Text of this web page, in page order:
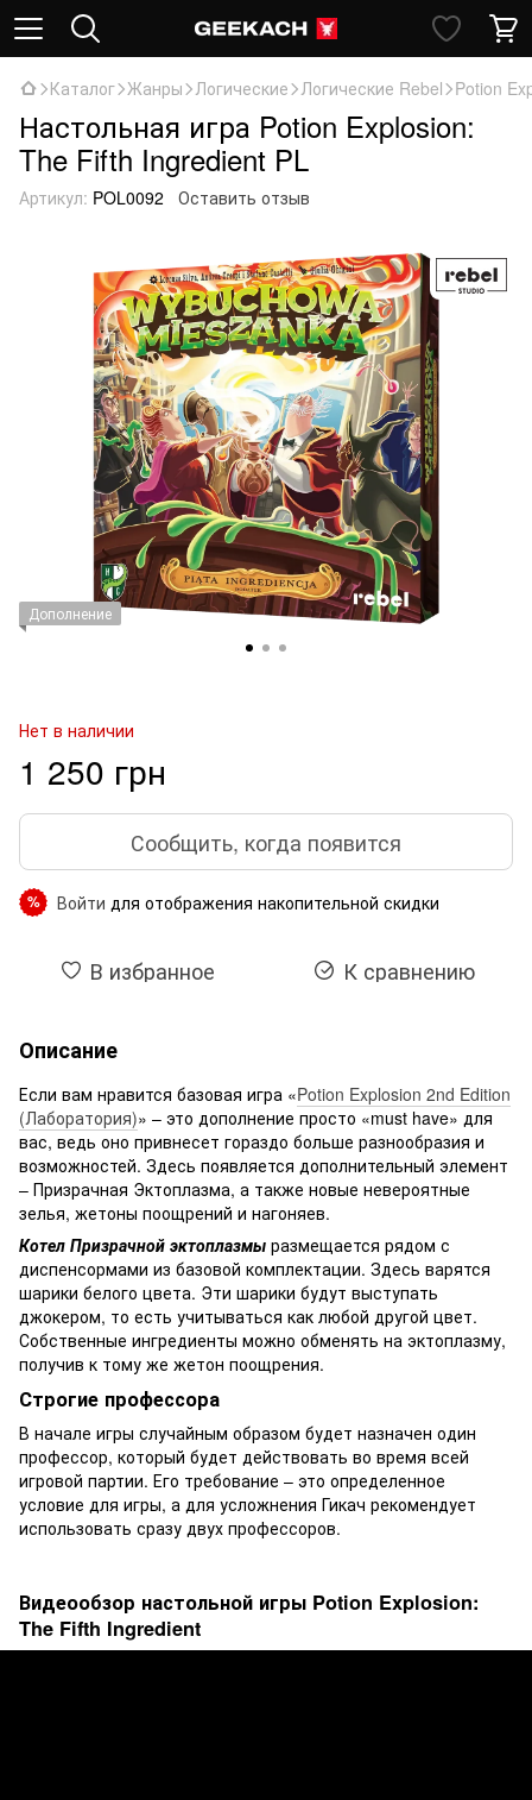
Каталог Жанры Логические Логические Rebel Potion
Настольная игра Potion Explosion:
The Fifth Ingredient PL
Артикул: POL0092 Оставить отзыв
Дополнение
Нет в наличии
1 250 грн
Сообщить, когда появится
% Войти для отображения накопительной скидки
В избранное К сравнению
Описание
Если вам нравится базовая игра «Potion Explosion 2nd Edition
(Лаборатория)» – это дополнение просто «must have» для
вас, ведь оно привнесет гораздо больше разнообразия и
возможностей. Здесь появляется дополнительный элемент
– Призрачная Эктоплазма, а также новые невероятные
зелья, жетоны поощрений и нагоняев.
Котел Призрачной эктоплазмы размещается рядом с
диспенсормами из базовой комплектации. Здесь варятся
шарики белого цвета. Эти шарики будут выступать
джокером, то есть учитываться как любой другой цвет.
Собственные ингредиенты можно обменять на эктоплазму,
получив к тому же жетон поощрения.
Строгие профессора
В начале игры случайным образом будет назначен один
профессор, который будет действовать во время всей
игровой партии. Его требование – это определенное
условие для игры, а для усложнения Гикач рекомендует
использовать сразу двух профессоров.
Видеообзор настольной игры Potion Explosion:
The Fifth Ingredient